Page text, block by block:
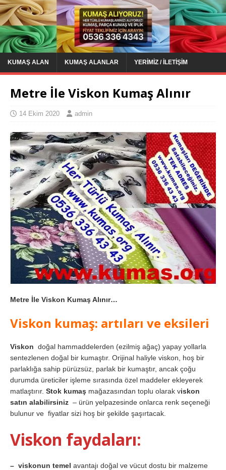
KUMAŞ ALAN KUMAŞ ALANLAR YERIMIZ / İLETIŞIM
Metre İle Viskon Kumaş Alınır
14 Ekim 2020 admin
Metre İle Viskon Kumaş Alınır…
Viskon kumaş: artıları ve eksileri
Viskon doğal hammaddelerden (ezilmiş ağaç) yapay yollarla
sentezlenen doğal bir kumaştır. Orijinal haliyle viskon, hoş bir
parlaklığa sahip pürüzsüz, parlak bir kumaştır, ancak çoğu
durumda üreticiler işleme sırasında özel maddeler ekleyerek
matlaştırır. Stok kumaş mağazasından toplu olarak viskon
satın alabilirsiniz – ürün yelpazesinde onlarca renk seçeneği
bulunur ve fiyatlar sizi hoş bir şekilde şaşırtacak.
Viskon faydaları:
– viskonun temel avantajı doğal ve vücut dostu bir malzeme